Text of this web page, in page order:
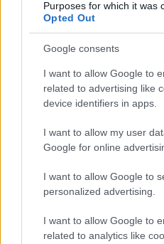
Purposes for which it was
Opted Out
Google consents
I want to allow Google to
related to advertising like
device identifiers in apps.
I want to allow my user
Google for online
I want to allow Google to
personalized advertising.
I want to allow Google to
related to analytics like
Games του αρχικού Xbox
διαθέσιμα και για
Windows 11
Marvel's Spider-man
Galaxy Fold: υπάρχει πια
πολυτέλεια για προϊόντα...
έκδοσης 1.0;
ΣΗΜΕΡΑ